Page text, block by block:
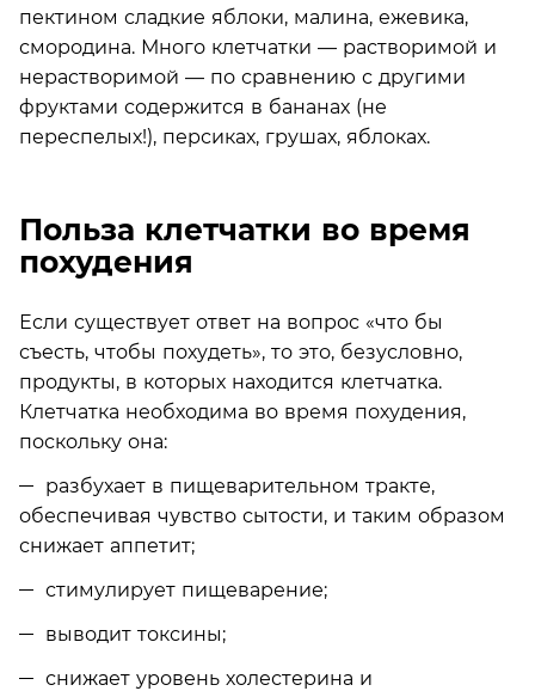
пектином сладкие яблоки, малина, ежевика,
смородина. Много клетчатки — растворимой и
нерастворимой — по сравнению с другими
фруктами содержится в бананах (не
переспелых!), персиках, грушах, яблоках.
Польза клетчатки во время
похудения
Если существует ответ на вопрос «что бы
съесть, чтобы похудеть», то это, безусловно,
продукты, в которых находится клетчатка.
Клетчатка необходима во время похудения,
поскольку она:
разбухает в пищеварительном тракте,
обеспечивая чувство сытости, и таким образом
снижает аппетит;
стимулирует пищеварение;
выводит токсины;
снижает уровень холестерина и